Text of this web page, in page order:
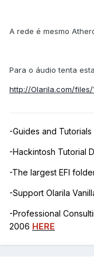
A rede é mesmo
Para o áudio tenta esta
http://Olarila.com/
-Guides and Tutorials
-Hackintosh Tutorial
-The largest EFI
-Support Olarila
-Professional
2006 HERE